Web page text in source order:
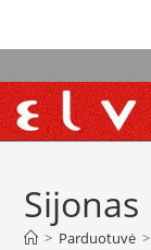
Sijonas
> Parduotuvė >